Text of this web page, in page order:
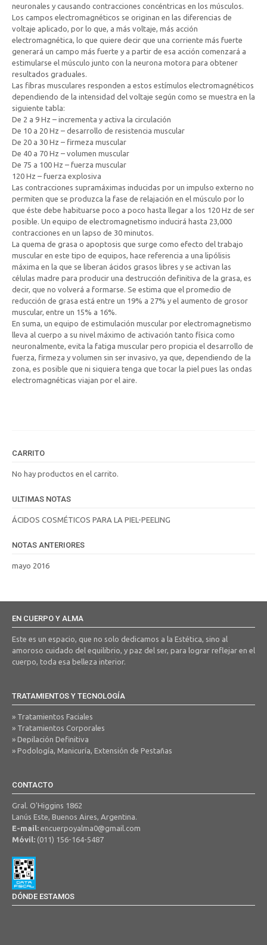
neuronales y causando contracciones concéntricas en los músculos.
Los campos electromagnéticos se originan en las diferencias de
voltaje aplicado, por lo que, a más voltaje, más acción
electromagnética, lo que quiere decir que una corriente más fuerte
generará un campo más fuerte y a partir de esa acción comenzará a
estimularse el músculo junto con la neurona motora para obtener
resultados graduales.
Las fibras musculares responden a estos estímulos electromagnéticos
dependiendo de la intensidad del voltaje según como se muestra en la
siguiente tabla:
De 2 a 9 Hz – incrementa y activa la circulación
De 10 a 20 Hz – desarrollo de resistencia muscular
De 20 a 30 Hz – firmeza muscular
De 40 a 70 Hz – volumen muscular
De 75 a 100 Hz – fuerza muscular
120 Hz – fuerza explosiva
Las contracciones supramáximas inducidas por un impulso externo no
permiten que se produzca la fase de relajación en el músculo por lo
que éste debe habituarse poco a poco hasta llegar a los 120 Hz de ser
posible. Un equipo de electromagnetismo inducirá hasta 23,000
contracciones en un lapso de 30 minutos.
La quema de grasa o apoptosis que surge como efecto del trabajo
muscular en este tipo de equipos, hace referencia a una lipólisis
máxima en la que se liberan ácidos grasos libres y se activan las
células madre para producir una destrucción definitiva de la grasa, es
decir, que no volverá a formarse. Se estima que el promedio de
reducción de grasa está entre un 19% a 27% y el aumento de grosor
muscular, entre un 15% a 16%.
En suma, un equipo de estimulación muscular por electromagnetismo
lleva al cuerpo a su nivel máximo de activación tanto física como
neuronalmente, evita la fatiga muscular pero propicia el desarrollo de
fuerza, firmeza y volumen sin ser invasivo, ya que, dependiendo de la
zona, es posible que ni siquiera tenga que tocar la piel pues las ondas
electromagnéticas viajan por el aire.
CARRITO
No hay productos en el carrito.
ULTIMAS NOTAS
ÁCIDOS COSMÉTICOS PARA LA PIEL-PEELING
NOTAS ANTERIORES
mayo 2016
EN CUERPO Y ALMA
Este es un espacio, que no solo dedicamos a la Estética, sino al
amoroso cuidado del equilibrio, y paz del ser, para lograr reflejar en el
cuerpo, toda esa belleza interior.
TRATAMIENTOS Y TECNOLOGÍA
» Tratamientos Faciales
» Tratamientos Corporales
» Depilación Definitiva
» Podología, Manicuría, Extensión de Pestañas
CONTACTO
Gral. O'Higgins 1862
Lanús Este, Buenos Aires, Argentina.
E-mail: encuerpoyalma0@gmail.com
Móvil: (011) 156-164-5487
DÓNDE ESTAMOS